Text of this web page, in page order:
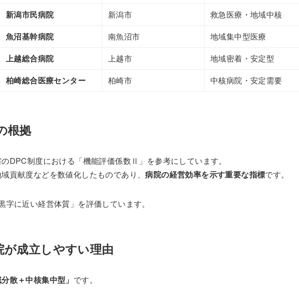
新潟市民病院 新潟市
救急医療・地域中核
魚沼基幹病院 南魚沼市
地域集中型医療
上越総合病院 上越市
地域密着・安定型
柏崎総合医療センター 柏崎市 中核病院・安定需要
根拠
DPC制度における「機能評価係数Ⅱ」を参考にしています。
貢献度などを数値化したものであり、病院の経営効率を示す重要な指標です。
に近い経営体質」を評価しています。
成立しやすい理由
分散＋中核集中型」 です。